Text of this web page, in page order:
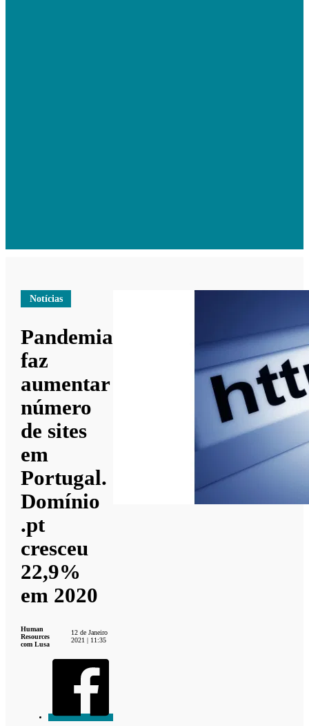
Notícias
Pandemia
faz
aumentar
número
de sites
em
Portugal.
Domínio
.pt
cresceu
22,9%
em 2020
Human
Resources
com Lusa
12 de Janeiro
2021 | 11:35